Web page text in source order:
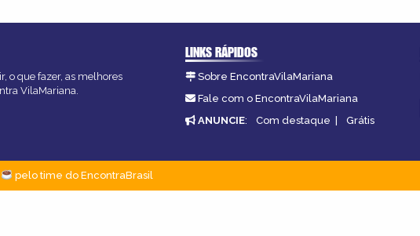
o que fazer, as melhores
VilaMariana.
LINKS RÁPIDOS
Sobre EncontraVilaMariana
Fale com o EncontraVilaMariana
ANUNCIE: Com destaque | Grátis
pelo time do EncontraBrasil